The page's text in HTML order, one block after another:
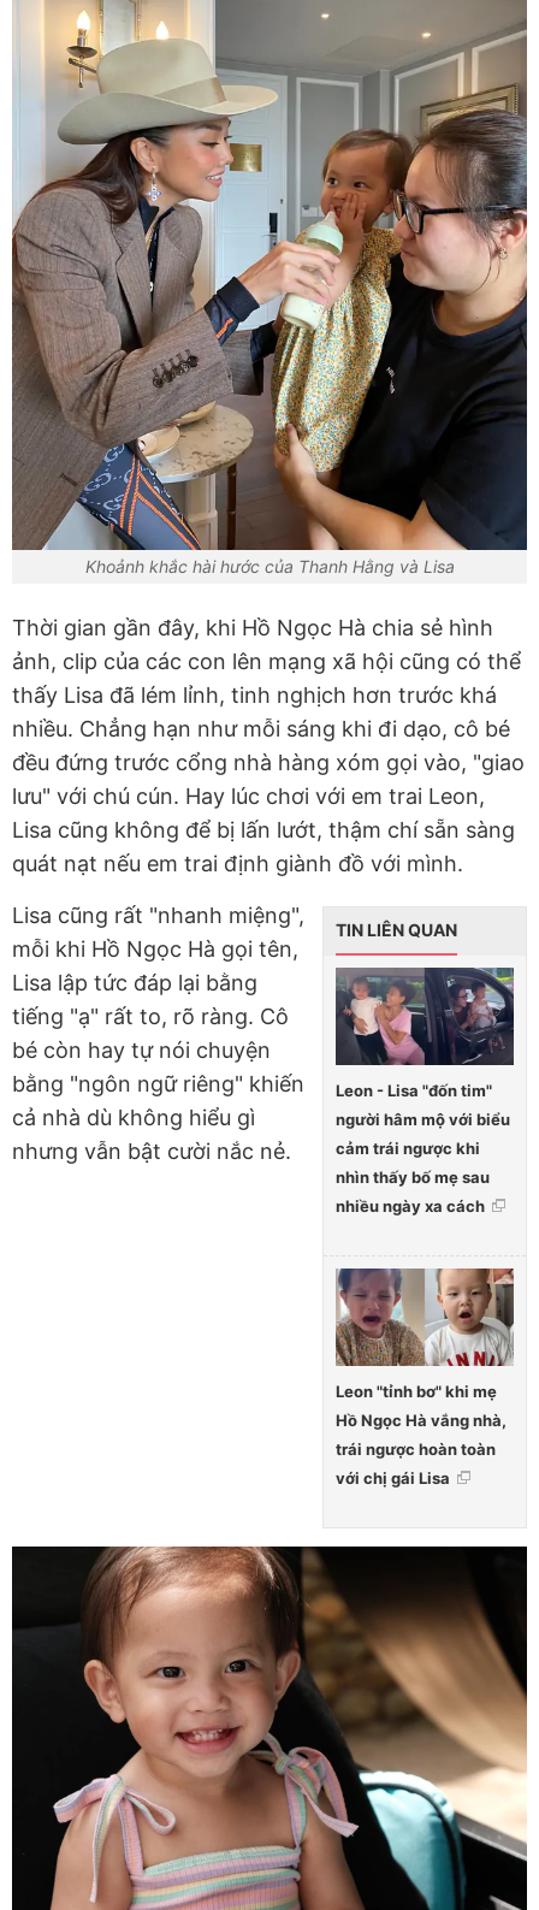
Khoảnh khắc hài hước của Thanh Hằng và Lisa
Thời gian gần đây, khi Hồ Ngọc Hà chia sẻ hình
ảnh, clip của các con lên mạng xã hội cũng có thể
thấy Lisa đã lém lỉnh, tinh nghịch hơn trước khá
nhiều. Chẳng hạn như mỗi sáng khi đi dạo, cô bé
đều đứng trước cổng nhà hàng xóm gọi vào, "giao
lưu" với chú cún. Hay lúc chơi với em trai Leon,
Lisa cũng không để bị lấn lướt, thậm chí sẵn sàng
quát nạt nếu em trai định giành đồ với mình.
TIN LIÊN QUAN
Leon - Lisa "đốn tim"
người hâm mộ với biểu
cảm trái ngược khi
nhìn thấy bố mẹ sau
nhiều ngày xa cách
Leon "tỉnh bơ" khi mẹ
Hồ Ngọc Hà vắng nhà,
trái ngược hoàn toàn
với chị gái Lisa
Lisa cũng rất "nhanh miệng",
mỗi khi Hồ Ngọc Hà gọi tên,
Lisa lập tức đáp lại bằng
tiếng "ạ" rất to, rõ ràng. Cô
bé còn hay tự nói chuyện
bằng "ngôn ngữ riêng" khiến
cả nhà dù không hiểu gì
nhưng vẫn bật cười nắc nẻ.